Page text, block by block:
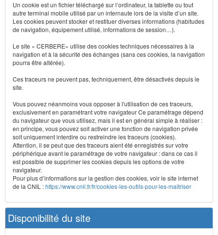
Un cookie est un fichier téléchargé sur l’ordinateur, la tablette ou tout
autre terminal mobile utilisé par un internaute lors de la visite d’un site.
Les cookies peuvent stocker et restituer diverses informations (habitudes
de navigation, équipement utilisé, informations de session…).
Le site « CERBERE» utilise des cookies techniques nécessaires à la
navigation et à la sécurité des échanges (sans ces cookies, la navigation
pourra être altérée).
Ces traceurs ne peuvent pas, techniquement, être désactivés depuis le
site.
Vous pouvez néanmoins vous opposer à l'utilisation de ces traceurs,
exclusivement en paramétrant votre navigateur Ce paramétrage dépend
du navigateur que vous utilisez, mais il est en général simple à réaliser :
en principe, vous pouvez soit activer une fonction de navigation privée
soit uniquement interdire ou restreindre les traceurs (cookies).
Attention, il se peut que des traceurs aient été enregistrés sur votre
périphérique avant le paramétrage de votre navigateur : dans ce cas il
est possible de supprimer les cookies depuis les options de votre
navigateur.
Pour plus d’informations sur la gestion des cookies, voir le site internet
de la CNIL :https://www.cnil.fr/fr/cookies-les-outils-pour-les-maitriser
Disponibilité du site